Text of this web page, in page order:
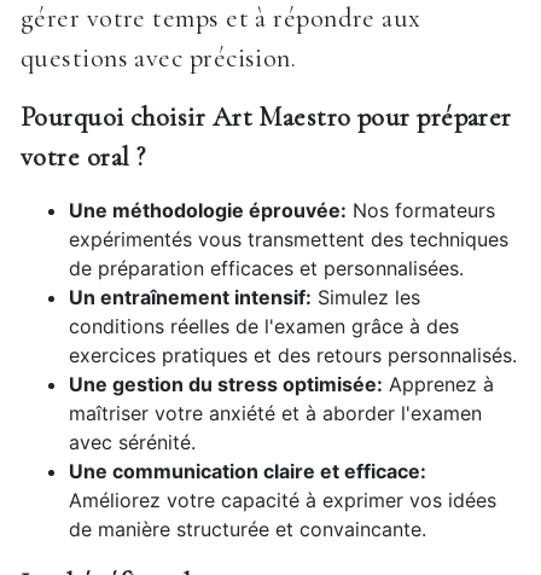
gérer votre temps et à répondre aux
questions avec précision.
Pourquoi choisir Art Maestro pour préparer
votre oral ?
Une méthodologie éprouvée: Nos formateurs
expérimentés vous transmettent des techniques
de préparation efficaces et personnalisées.
Un entraînement intensif: Simulez les
conditions réelles de l'examen grâce à des
exercices pratiques et des retours personnalisés.
Une gestion du stress optimisée: Apprenez à
maîtriser votre anxiété et à aborder l'examen
avec sérénité.
Une communication claire et efficace:
Améliorez votre capacité à exprimer vos idées
de manière structurée et convaincante.